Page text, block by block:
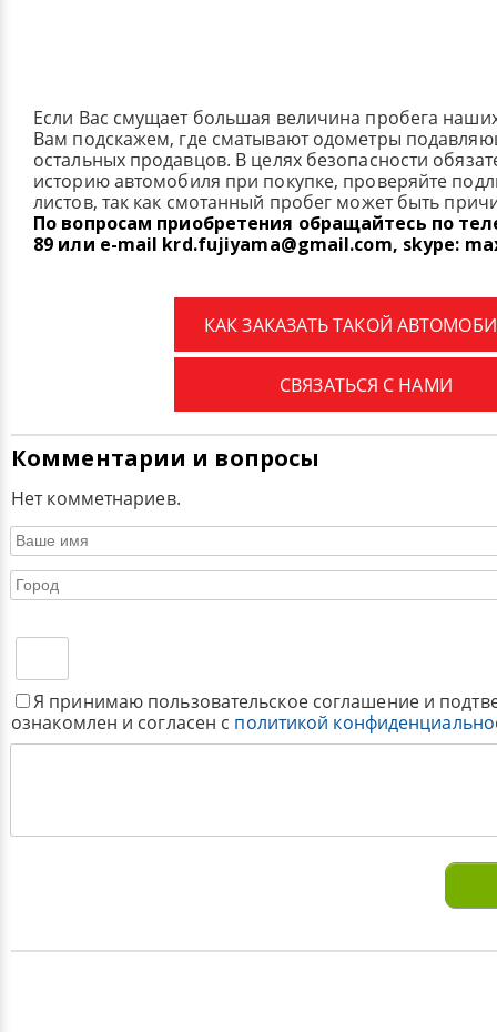
Если Вас смущает большая величина пробега
Вам подскажем, где сматывают одометры
остальных продавцов. В целях безопасности
историю автомобиля при покупке, проверяйте
листов, так как смотанный пробег может быть
По вопросам приобретения обращайтесь по
89 или e-mail krd.fujiyama@gmail.com, skype:
КАК ЗАКАЗАТЬ ТАКОЙ
СВЯЗАТЬСЯ С НАМИ
Комментарии и вопросы
Нет комметнариев.
Я принимаю пользовательское соглашение и
ознакомлен и согласен с политикой